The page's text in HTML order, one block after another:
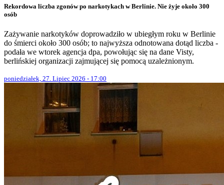
Rekordowa liczba zgonów po narkotykach w Berlinie. Nie żyje około 300
osób
Zażywanie narkotyków doprowadziło w ubiegłym roku w Berlinie
do śmierci około 300 osób; to najwyższa odnotowana dotąd liczba -
podała we wtorek agencja dpa, powołując się na dane Visty,
berlińskiej organizacji zajmującej się pomocą uzależnionym.
poniedziałek, 27. Lipiec 2026 - 17:00